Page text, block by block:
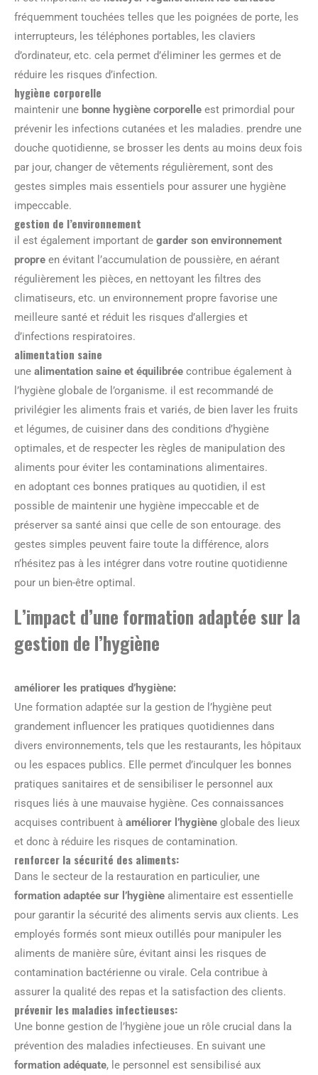
fréquemment touchées telles que les poignées de porte, les
interrupteurs, les téléphones portables, les claviers
d’ordinateur, etc. cela permet d’éliminer les germes et de
réduire les risques d’infection.
hygiène corporelle
maintenir une bonne hygiène corporelle est primordial pour
prévenir les infections cutanées et les maladies. prendre une
douche quotidienne, se brosser les dents au moins deux fois
par jour, changer de vêtements régulièrement, sont des
gestes simples mais essentiels pour assurer une hygiène
impeccable.
gestion de l’environnement
il est également important de garder son environnement
propre en évitant l’accumulation de poussière, en aérant
régulièrement les pièces, en nettoyant les filtres des
climatiseurs, etc. un environnement propre favorise une
meilleure santé et réduit les risques d’allergies et
d’infections respiratoires.
alimentation saine
une alimentation saine et équilibrée contribue également à
l’hygiène globale de l’organisme. il est recommandé de
privilégier les aliments frais et variés, de bien laver les fruits
et légumes, de cuisiner dans des conditions d’hygiène
optimales, et de respecter les règles de manipulation des
aliments pour éviter les contaminations alimentaires.
en adoptant ces bonnes pratiques au quotidien, il est
possible de maintenir une hygiène impeccable et de
préserver sa santé ainsi que celle de son entourage. des
gestes simples peuvent faire toute la différence, alors
n’hésitez pas à les intégrer dans votre routine quotidienne
pour un bien-être optimal.
L’impact d’une formation adaptée sur la
gestion de l’hygiène
améliorer les pratiques d’hygiène:
Une formation adaptée sur la gestion de l’hygiène peut
grandement influencer les pratiques quotidiennes dans
divers environnements, tels que les restaurants, les hôpitaux
ou les espaces publics. Elle permet d’inculquer les bonnes
pratiques sanitaires et de sensibiliser le personnel aux
risques liés à une mauvaise hygiène. Ces connaissances
acquises contribuent à améliorer l’hygiène globale des lieux
et donc à réduire les risques de contamination.
renforcer la sécurité des aliments:
Dans le secteur de la restauration en particulier, une
formation adaptée sur l’hygiène alimentaire est essentielle
pour garantir la sécurité des aliments servis aux clients. Les
employés formés sont mieux outillés pour manipuler les
aliments de manière sûre, évitant ainsi les risques de
contamination bactérienne ou virale. Cela contribue à
assurer la qualité des repas et la satisfaction des clients.
prévenir les maladies infectieuses:
Une bonne gestion de l’hygiène joue un rôle crucial dans la
prévention des maladies infectieuses. En suivant une
formation adéquate, le personnel est sensibilisé aux